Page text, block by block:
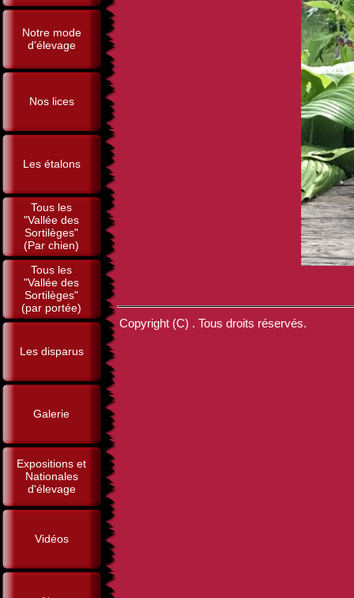
Notre mode
d'élevage
Nos lices
Les étalons
Tous les
"Vallée des
Sortilèges"
(Par chien)
Tous les
"Vallée des
Sortilèges"
(par portée)
Les disparus
Galerie
Expositions et
Nationales
d'élevage
Vidéos
Copyright (C) . Tous droits réservés.